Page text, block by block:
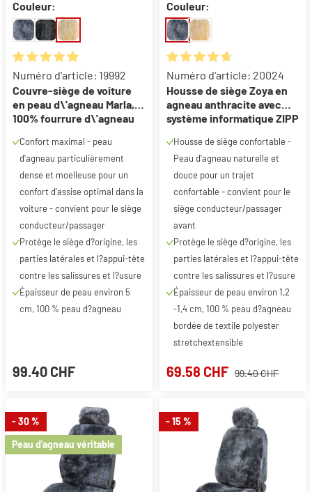
Couleur:
Note moyenne de 4.95 sur 5 étoiles
Numéro d'article: 19992
Couvre-siège de voiture
en peau d\'agneau Marla,
100% fourrure d\'agneau
couvre-siège de voiture en
peau d\'agneau beige, 1
pièce
Confort maximal - peau
d'agneau particulièrement
dense et moelleuse pour un
confort d'assise optimal dans la
voiture - convient pour le siège
conducteur/passager
Protège le siège d?origine, les
parties latérales et l?appui-tête
contre les salissures et l?usure
Épaisseur de peau environ 5
cm, 100 % peau d?agneau
99.40 CHF
Couleur:
Note moyenne de 4.75 sur 5
Numéro d'article: 20024
Housse de siège Zoya en
agneau anthracite avec
système informatique ZIPP
dossier, 1 pièce
Housse de siège confortable -
Peau d'agneau naturelle et
douce pour un trajet
confortable - convient pour le
siège conducteur/passager
avant
Protège le siège d?origine, les
parties latérales et l?appui-tête
contre les salissures et l?usure
Épaisseur de peau environ 1,2
-1,4 cm, 100 % peau d?agneau
bordée de textile polyester
stretchextensible
69.58 CHF 99.40 CHF
- 30 %
Peau d'agneau véritable
- 15 %